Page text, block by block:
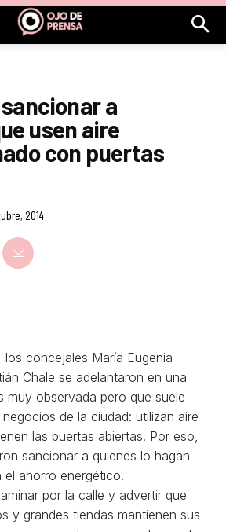
a
usen aire
con puertas
2014
los concejales María Eugenia
Chale se adelantaron en una
muy observada pero que suele
de la ciudad: utilizan aire
las puertas abiertas. Por eso,
sancionar a quienes lo hagan
ahorro energético.
por la calle y advertir que
y grandes tiendas mantienen sus